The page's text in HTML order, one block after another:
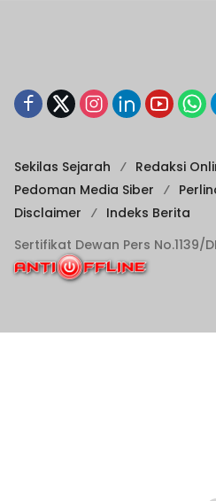
Sekilas Sejarah
Redaksi
Pedoman Media Siber
Disclaimer
Indeks Berita
Sertifikat Dewan Pers